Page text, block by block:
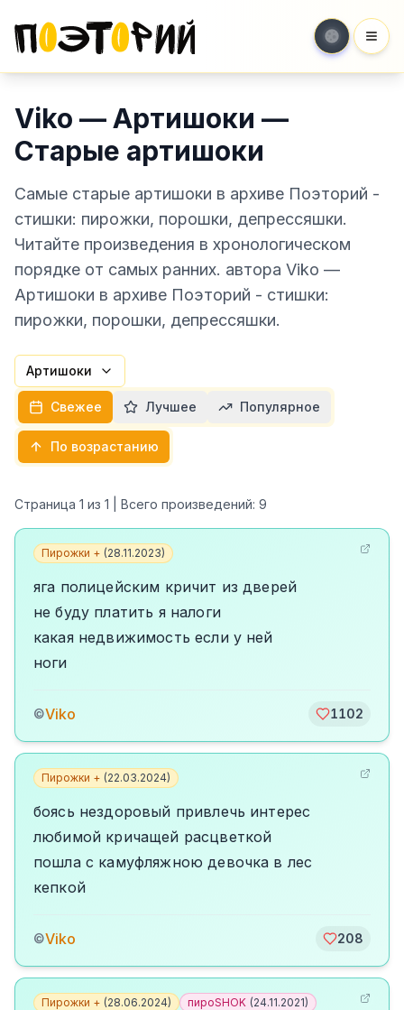
Viko — Артишоки —
Старые артишоки
Самые старые артишоки в архиве Поэторий -
стишки: пирожки, порошки, депрессяшки.
Читайте произведения в хронологическом
порядке от самых ранних. автора Viko —
Артишоки в архиве Поэторий - стишки:
пирожки, порошки, депрессяшки.
Артишоки
Свежее Лучшее Популярное
По возрастанию
Страница 1 из 1 | Всего произведений: 9
Пирожки + (28.11.2023)
яга полицейским кричит из дверей
не буду платить я налоги
какая недвижимость если у ней
ноги
©Viko 1102
Пирожки + (22.03.2024)
боясь нездоровый привлечь интерес
любимой кричащей расцветкой
пошла с камуфляжною девочка в лес
кепкой
©Viko 208
Пирожки + (28.06.2024) пироSHOK (24.11.2021)